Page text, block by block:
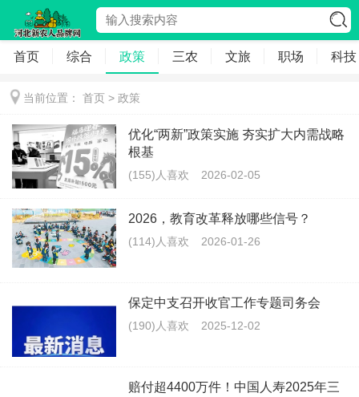
首页 综合 政策 三农 文旅 职场 科技
当前位置： 首页 > 政策
优化“两新”政策实施 夯实扩大内需战略
根基
(155)人喜欢 2026-02-05
2026，教育改革释放哪些信号？
(114)人喜欢 2026-01-26
保定中支召开收官工作专题司务会
(190)人喜欢 2025-12-02
赔付超4400万件！中国人寿2025年三